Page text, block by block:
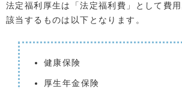
法定福利厚生は「法定福利費」として費用
該当するものは以下となります。
健康保険
厚生年金保険